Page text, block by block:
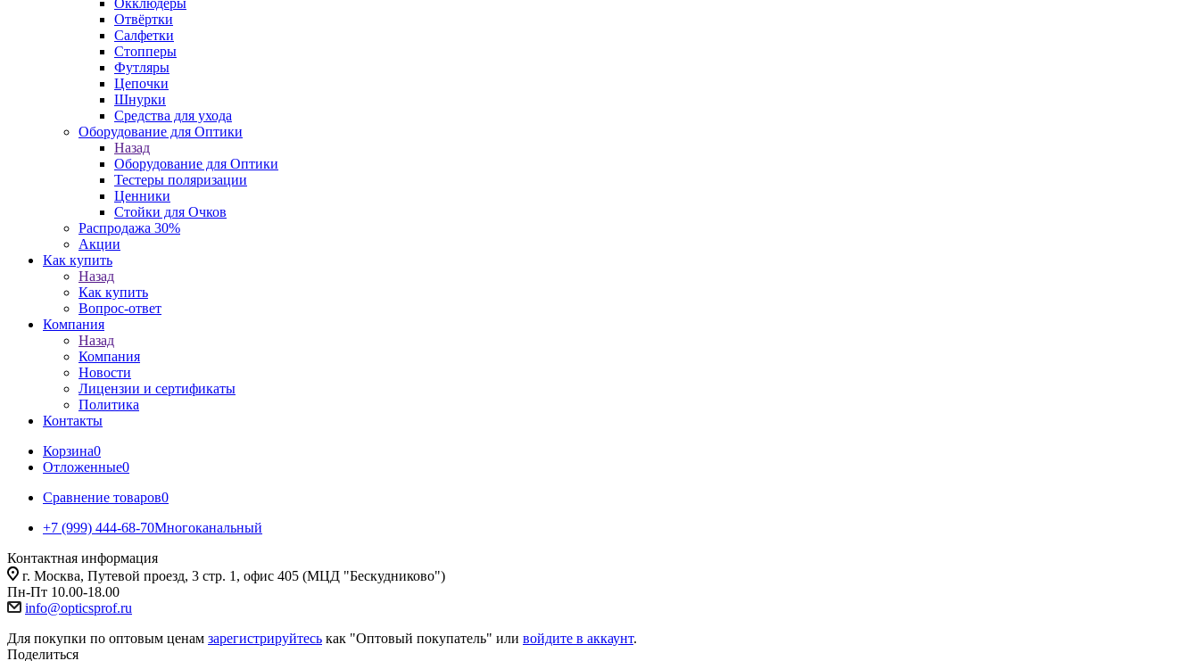
Окклюдеры
Отвёртки
Салфетки
Стопперы
Футляры
Цепочки
Шнурки
Средства для ухода
Оборудование для Оптики
Назад
Оборудование для Оптики
Тестеры поляризации
Ценники
Стойки для Очков
Распродажа 30%
Акции
Как купить
Назад
Как купить
Вопрос-ответ
Компания
Назад
Компания
Новости
Лицензии и сертификаты
Политика
Контакты
Корзина0
Отложенные0
Сравнение товаров0
+7 (999) 444-68-70Многоканальный
Контактная информация
г. Москва, Путевой проезд, 3 стр. 1, офис 405 (МЦД "Бескудниково")
Пн-Пт 10.00-18.00
info@opticsprof.ru
Для покупки по оптовым ценам зарегистрируйтесь как "Оптовый покупатель" или войдите в аккаунт.
Поделиться